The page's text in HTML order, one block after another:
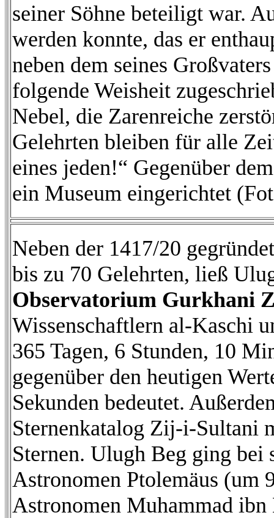
seiner Söhne beteiligt war.
werden konnte, das er
neben dem seines
folgende Weisheit
Nebel, die Zarenreiche
Gelehrten bleiben für alle
eines jeden!“ Gegenüber
ein Museum eingerichtet
Neben der 1417/20
bis zu 70 Gelehrten, ließ
Observatorium Gurkhani
Wissenschaftlern al-Kaschi
365 Tagen, 6 Stunden, 10
gegenüber den heutigen
Sekunden bedeutet.
Sternenkatalog Zij-i-Sultani
Sternen. Ulugh Beg ging bei
Astronomen Ptolemäus (um
Astronomen Muhammad